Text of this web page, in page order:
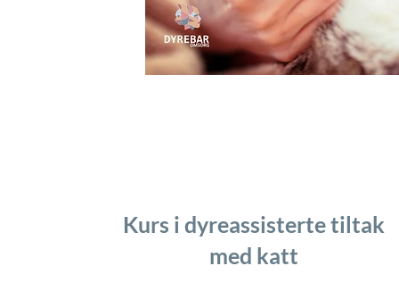
Kurs i dyreassisterte tiltak
med katt